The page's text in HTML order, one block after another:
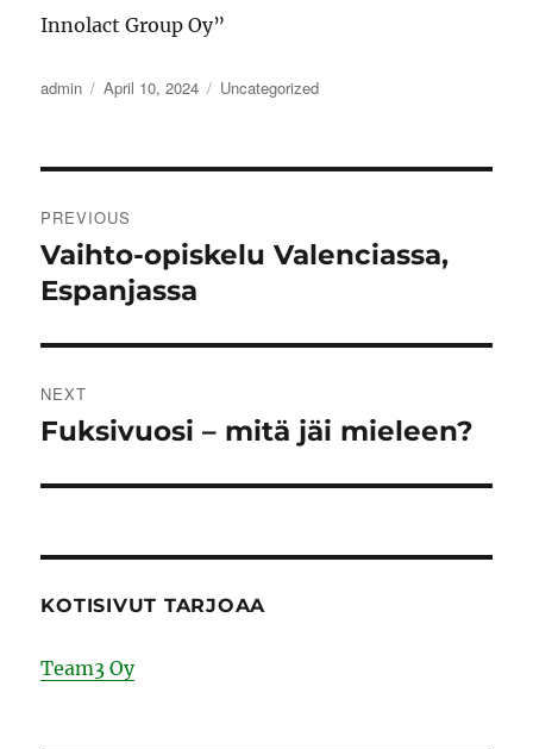
Innolact Group Oy”
Author
admin
Posted
April 10, 2024 Categories
Uncategorized
navigation
PREVIOUS
Previous
post:
Vaihto-opiskelu Valenciassa,
Espanjassa
NEXT
Next
Fuksivuosi – mitä jäi mieleen?
KOTISIVUT TARJOAA
Team3 Oy